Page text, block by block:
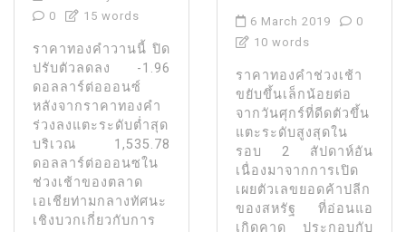
0
15 words
ราคาทองคําวานนี้ ปิด
ปรับตัวลดลง -1.96
ดอลลาร์ต่อออนซ์
หลังจากราคาทองคํา
ร่วงลงแตะระดับตํ่าสุด
บริเวณ 1,535.78
ดอลลาร์ต่อออนซใน
ช่วงเช้าของตลาด
เอเชียท่ามกลางทัศนะ
เชิงบวกเกี่ยวกับการ
6 March 2019
0
10 words
ราคาทองคําช่วงเช้า
ขยับขึ้นเล็กน้อยต่อ
จากวันศุกร์ที่ดีดตัวขึ้น
แตะระดับสูงสุดใน
รอบ 2 สัปดาห์อัน
เนื่องมาจากการเปิด
เผยตัวเลขยอดค้าปลีก
ของสหรัฐ ที่อ่อนแอ
เกิดคาด ประกอบกับ